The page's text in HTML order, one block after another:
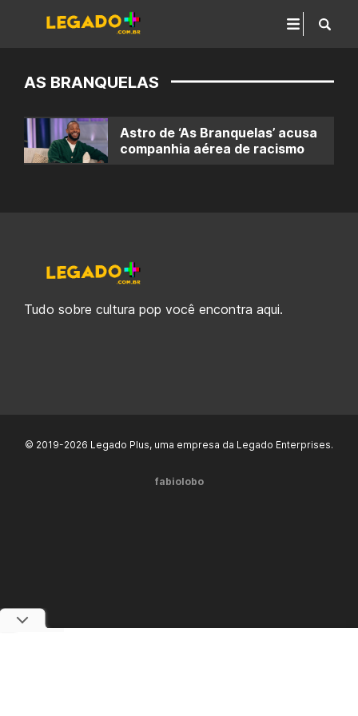
AS BRANQUELAS
Astro de ‘As Branquelas’ acusa
companhia aérea de racismo
Tudo sobre cultura pop você encontra aqui.
© 2019-2026 Legado Plus, uma empresa da Legado Enterprises.
fabiolobo